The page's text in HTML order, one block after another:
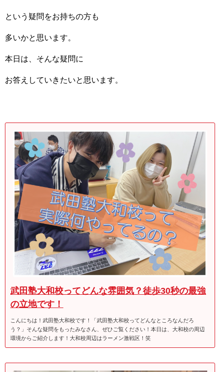
という疑問をお持ちの方も
多いかと思います。
本日は、そんな疑問に
お答えしていきたいと思います。
武田塾大和校ってどんな雰囲気？徒歩30秒の最強
の立地です！
こんにちは！武田塾大和校です！「武田塾大和校ってどんなところなんだろ
う？」そんな疑問をもったみなさん、ぜひご覧ください！本日は、大和校の周辺
環境からご紹介します！大和校周辺はラーメン激戦区！笑